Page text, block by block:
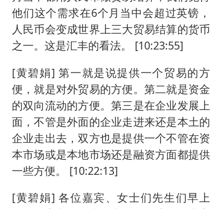
他们这个需求在6个月当中会超过英镑，
人民币会变成世界上三大贸易结算的货币
之一。这是汇丰的看法。 [10:23:55]
[黄碧娟] 第一就是说提供一个贸易的方
便，就是对外贸易的方便。第二就是资金
的双向流动的方便。第三是在企业发展上
面，不管是外面的企业走进来还是本土的
企业走出去，双方也是提供一个不管在资
本市场或是本地市场还是融资方面都提供
一些方便。 [10:22:13]
[黄碧娟] 各位嘉宾、女士们先生们早上